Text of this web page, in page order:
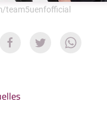
team5uenfofficial